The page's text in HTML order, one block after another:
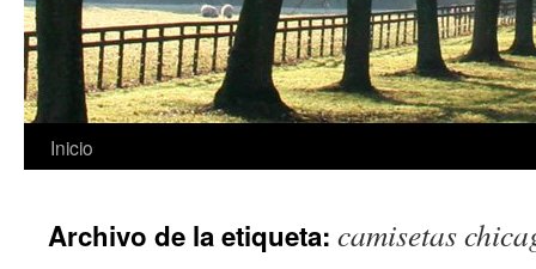
Saltar
contenido
Inicio
Archivo de la etiqueta: camisetas